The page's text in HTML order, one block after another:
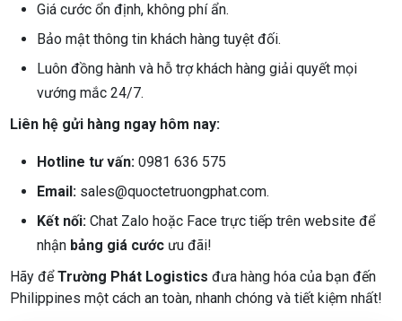
Giá cước ổn định, không phí ẩn.
Bảo mật thông tin khách hàng tuyệt đối.
Luôn đồng hành và hỗ trợ khách hàng giải quyết mọi
vướng mắc 24/7.
Liên hệ gửi hàng ngay hôm nay:
Hotline tư vấn: 0981 636 575
Email: sales@quoctetruongphat.com.
Kết nối: Chat Zalo hoặc Face trực tiếp trên website để
nhận bảng giá cước ưu đãi!
Hãy đểTrường Phát Logistics đưa hàng hóa của bạn đến
Philippines một cách an toàn, nhanh chóng và tiết kiệm nhất!